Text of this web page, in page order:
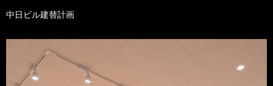
中日ビル建替計画